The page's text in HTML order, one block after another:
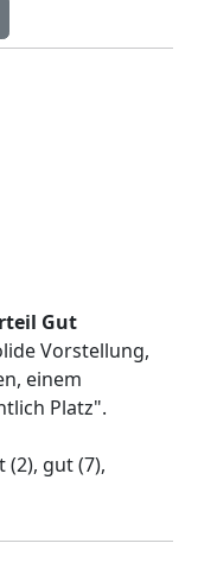
Gut
Vorstellung,
einem
Platz".
(2), gut (7),